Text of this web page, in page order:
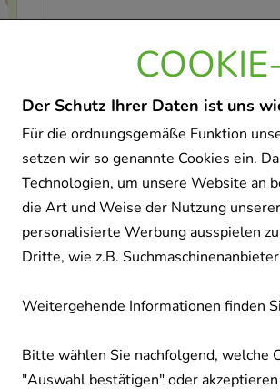
Der Schutz Ihrer Daten ist uns
Für die ordnungsgemäße Funktion
setzen wir so genannte Cookies ein.
Technologien, um unsere Website an
die Art und Weise der Nutzung
personalisierte Werbung ausspielen
Dritte, wie z.B.
Weitergehende Informationen finden
Bitte wählen Sie nachfolgend, welche
"Auswahl bestätigen" oder